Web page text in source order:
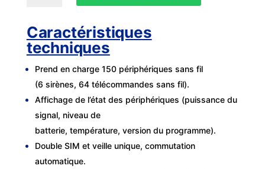
sans
fil
ARC3000H-
03-
W2(868)
Caractéristiques
techniques
Prend en charge 150 périphériques sans fil
(6 sirènes, 64 télécommandes sans fil).
Affichage de l’état des périphériques (puissance du
signal, niveau de
batterie, température, version du programme).
Double SIM et veille unique, commutation
automatique.